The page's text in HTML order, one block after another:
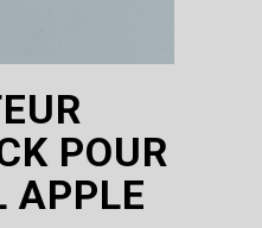
POUR
APPLE